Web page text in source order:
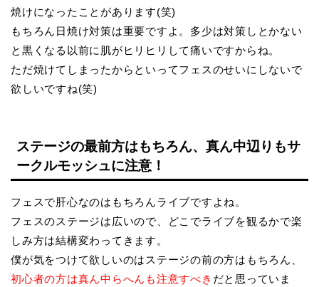
焼けになったことがあります(笑)
もちろん日焼け対策は重要ですよ。多少は対策しとかない
と黒くなる以前に肌がヒリヒリして痛いですからね。
ただ焼けてしまったからといってフェスのせいにしないで
欲しいですね(笑)
ステージの最前方はもちろん、真ん中辺りもサ
ークルモッシュに注意！
フェスで肝心なのはもちろんライブですよね。
フェスのステージは広いので、どこでライブを観るかで楽
しみ方は結構変わってきます。
僕が気をつけて欲しいのはステージの前の方はもちろん、
初心者の方は真ん中らへんも注意すべき だと思っていま